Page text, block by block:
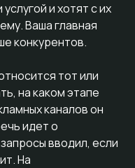
и хотят с их
Ваша главная
конкурентов.
тот или
на каком этапе
каналов он
идет о
вводил, если
На